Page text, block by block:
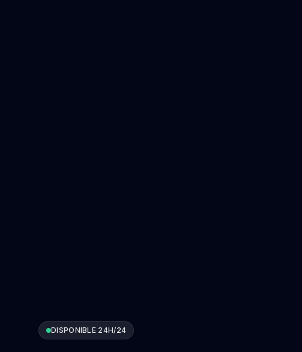
DISPONIBLE 24H/24